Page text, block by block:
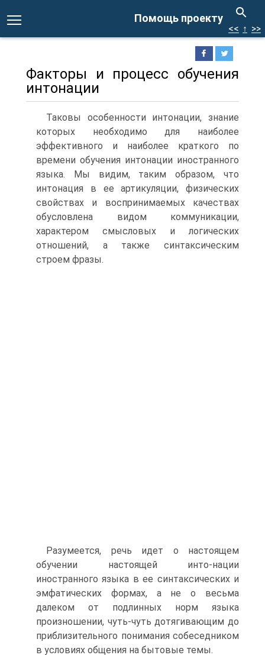
Помощь проекту
<< ↑ >>
Факторы и процесс обучения
интонации
Таковы особенности интонации, знание
которых необходимо для наиболее
эффективного и наиболее краткого по
времени обучения интонации иностранного
языка. Мы видим, таким образом, что
интонация в ее артикуляции, физических
свойствах и воспринимаемых качествах
обусловлена видом коммуникации,
характером смысловых и логических
отношений, а также синтаксическим
строем фразы.
Разумеется, речь идет о настоящем
обучении настоящей инто-нации
иностранного языка в ее синтаксических и
эмфатических формах, а не о весьма
далеком от подлинных норм языка
произношении, чуть-чуть дотягивающим до
приблизительного понимания собеседником
в условиях общения на бытовые темы.